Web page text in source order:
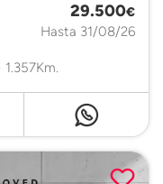
29.500€
Hasta 31/08/26